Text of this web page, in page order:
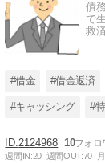
債
で
救
#借金 #借金返済
#キャッシング #
2124968 10
週間IN:20 週間OUT:70